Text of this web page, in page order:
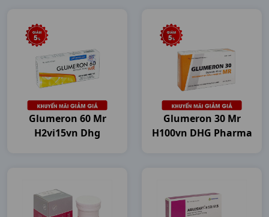
Glumeron 60 Mr
H2vi15vn Dhg
Glumeron 30 Mr
H100vn DHG Pharma